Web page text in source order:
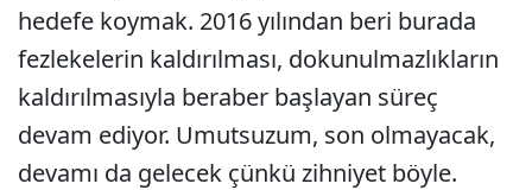
hedefe koymak. 2016 yılından beri burada
fezlekelerin kaldırılması, dokunulmazlıkların
kaldırılmasıyla beraber başlayan süreç
devam ediyor. Umutsuzum, son olmayacak,
devamı da gelecek çünkü zihniyet böyle.